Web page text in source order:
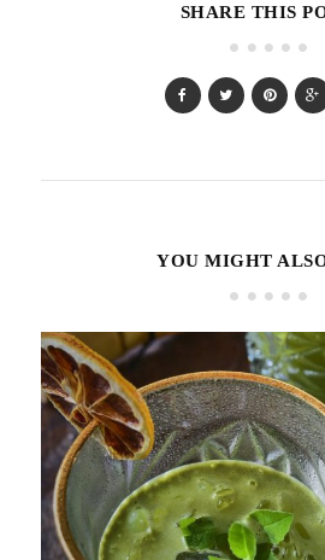
SHARE THIS
YOU MIGHT